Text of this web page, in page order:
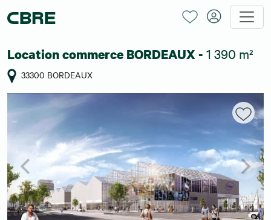
Location commerce BORDEAUX - 1 390 m²
33300 BORDEAUX